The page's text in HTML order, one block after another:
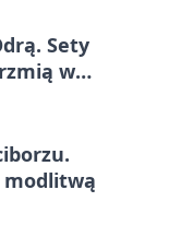
Sety
w
modlitwą